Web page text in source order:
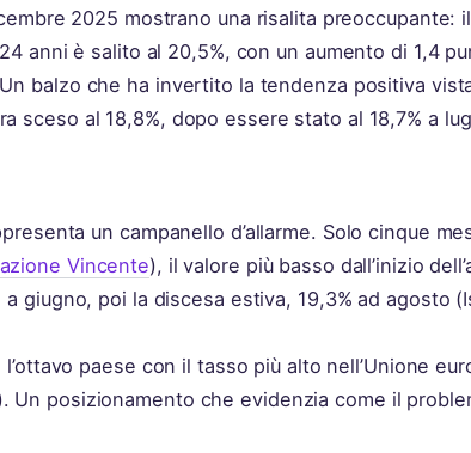
2025 mostrano una risalita preoccupante:
anni è salito al 20,5%, con un aumento di 1,4
balzo che ha invertito la tendenza positiva
sceso al 18,8%, dopo essere stato al 18,7% a
un campanello d’allarme. Solo cinque
Vincente), il valore più basso dall’inizio
giugno, poi la discesa estiva, 19,3% ad agosto
l’ottavo paese con il tasso più alto nell’Unione
Un posizionamento che evidenzia come il